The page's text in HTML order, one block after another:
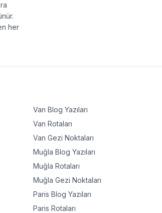
her
Van Blog Yazıları
Van Rotaları
Van Gezi Noktaları
Muğla Blog Yazıları
Muğla Rotaları
Muğla Gezi Noktaları
Paris Blog Yazıları
Paris Rotaları